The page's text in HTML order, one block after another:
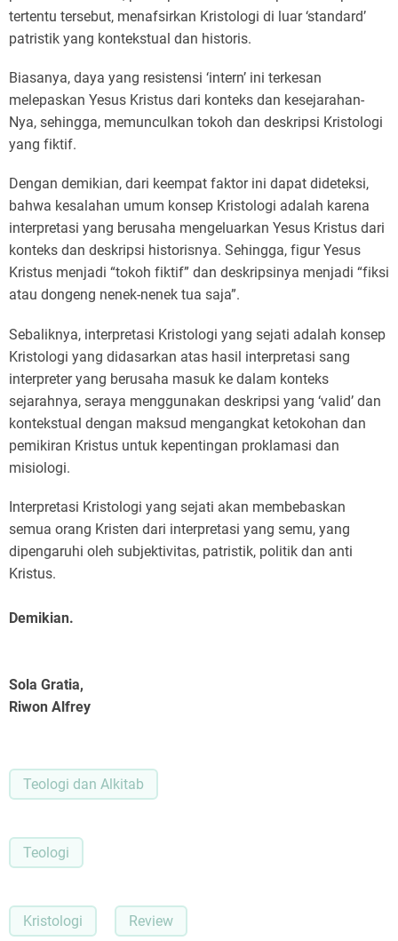
tertentu tersebut, menafsirkan Kristologi di luar ‘standard’
patristik yang kontekstual dan historis.
Biasanya, daya yang resistensi ‘intern’ ini terkesan
melepaskan Yesus Kristus dari konteks dan kesejarahan-
Nya, sehingga, memunculkan tokoh dan deskripsi Kristologi
yang fiktif.
Dengan demikian, dari keempat faktor ini dapat dideteksi,
bahwa kesalahan umum konsep Kristologi adalah karena
interpretasi yang berusaha mengeluarkan Yesus Kristus dari
konteks dan deskripsi historisnya. Sehingga, figur Yesus
Kristus menjadi “tokoh fiktif” dan deskripsinya menjadi “fiksi
atau dongeng nenek-nenek tua saja”.
Sebaliknya, interpretasi Kristologi yang sejati adalah konsep
Kristologi yang didasarkan atas hasil interpretasi sang
interpreter yang berusaha masuk ke dalam konteks
sejarahnya, seraya menggunakan deskripsi yang ‘valid’ dan
kontekstual dengan maksud mengangkat ketokohan dan
pemikiran Kristus untuk kepentingan proklamasi dan
misiologi.
Interpretasi Kristologi yang sejati akan membebaskan
semua orang Kristen dari interpretasi yang semu, yang
dipengaruhi oleh subjektivitas, patristik, politik dan anti
Kristus.
Demikian.
Sola Gratia,
Riwon Alfrey
Teologi dan Alkitab
Teologi
Kristologi Review